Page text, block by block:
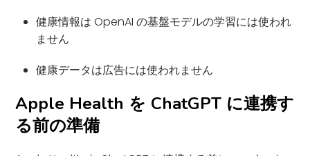
健康情報は OpenAI の基盤モデルの学習には使われ
ません
健康データは広告には使われません
Apple Health を ChatGPT に連携す
る前の準備